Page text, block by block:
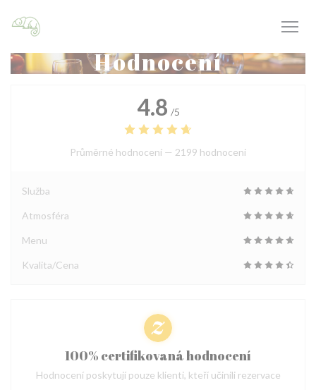
Hodnocení
4.8 /5
Průměrné hodnocení — 2199 hodnoceni
Služba
Atmosféra
Menu
Kvalita/Cena
100% certifikovaná hodnocení
Hodnocení poskytují pouze klienti, kteří učinili rezervace